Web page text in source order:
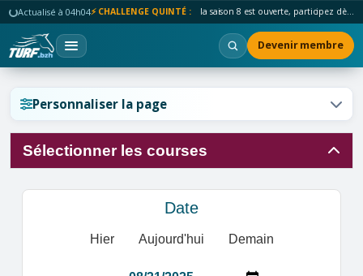
Actualisé à 04h04⚡ CHALLENGE QUINTÉ : la saison 8 est ouverte, participez dès maintenant !
Devenir membre
Personnaliser la page
Sélectionner les courses
Date
Hier Aujourd'hui Demain
Réinitialiser l'affichage ?
Réinitialiser